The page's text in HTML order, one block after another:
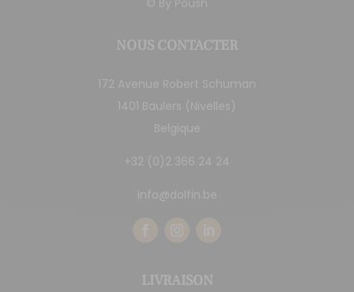
NOUS CONTACTER
172 Avenue Robert Schuman
1401 Baulers (Nivelles)
Belgique
+32 (0)2 366 24 24
info@dolfin.be
LIVRAISON